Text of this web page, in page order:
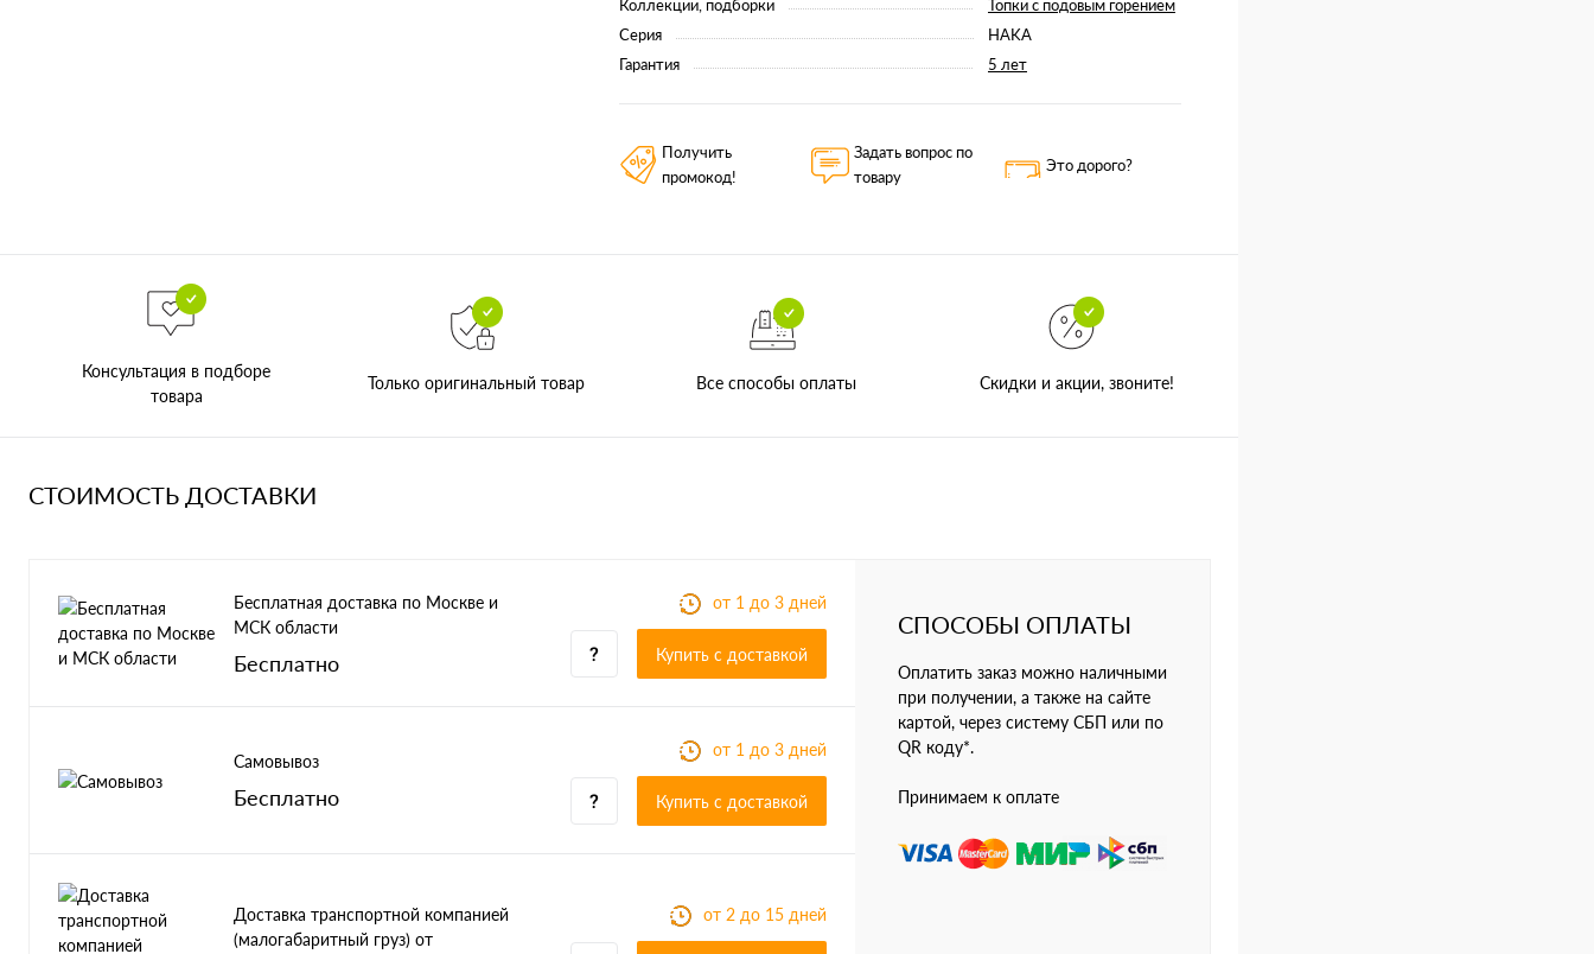
Коллекции, подборки
Топки с подовым горением
Серия
HAKA
Гарантия
5 лет
Получить
промокод!
Задать вопрос по
товару
Это дорого?
Консультация в подборе
товара
Только оригинальный товар Все способы оплаты Скидки и акции, звоните!
СТОИМОСТЬ ДОСТАВКИ
Бесплатная доставка по Москве и
МСК области
Бесплатно
от 1 до 3 дней
Купить c доставкой
Самовывоз
Бесплатно
от 1 до 3 дней
Купить c доставкой
Доставка транспортной компанией
(малогабаритный груз) от
от 2 до 15 дней
СПОСОБЫ ОПЛАТЫ
Оплатить заказ можно наличными
при получении, а также на сайте
картой, через систему СБП или по
QR коду*.
Принимаем к оплате